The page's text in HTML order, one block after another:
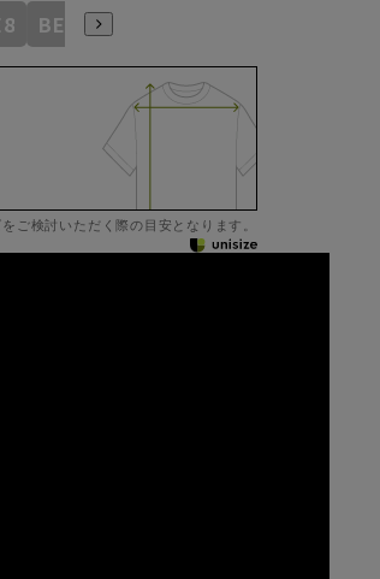
BE9 BE10
ご検討いただく際の目安となります。